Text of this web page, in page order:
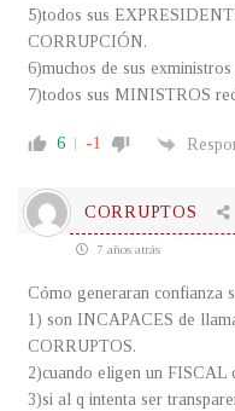
5)todos sus
CORRUPCIÓN.
6)muchos de sus
7)todos sus MINISTROS
6 -1
CORRUPTOS
7 años atrás
Cómo generaran confianza
1) son INCAPACES de
CORRUPTOS.
2)cuando eligen un FISCAL
3)si al q intenta ser